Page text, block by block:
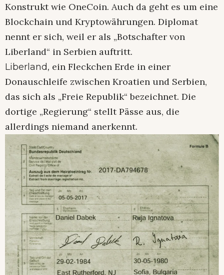
Konstrukt wie OneCoin. Auch da geht es um eine
Blockchain und Kryptowährungen. Diplomat
nennt er sich, weil er als „Botschafter von
Liberland“ in Serbien auftritt.
Liberland, ein Fleckchen Erde in einer
Donauschleife zwischen Kroatien und Serbien,
das sich als „Freie Republik“ bezeichnet. Die
dortige „Regierung“ stellt Pässe aus, die
allerdings niemand anerkennt.